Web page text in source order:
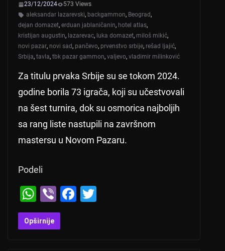
23/12/2024
573 Views
aleksandar lazarevski, backgammon, Beograd,
dejan domazet, erduan jablaničanin, hotel atlas,
kristijan augustin, lazarevac, luka domazet, miloš mikić,
novi pazar, novi sad, pančevo, prvenstvo srbije, rešad ljajić,
Srbija, tavla, tbk pazar gammon, valjevo, vladimir milinković
Za titulu prvaka Srbije su se tokom 2024.
godine borila 73 igrača, koji su učestvovali
na šest turnira, dok su osmorica najboljih
sa rang liste nastupili na završnom
mastersu u Novom Pazaru.
Podeli
W
h
at
Vi
b
er
F
Opširnije